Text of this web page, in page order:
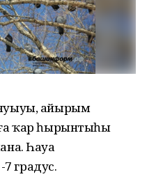
яуыуы, айырым
ҡар һырынтыһы
Һауа
7 градус.